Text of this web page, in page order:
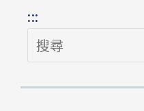
:::
搜
尋